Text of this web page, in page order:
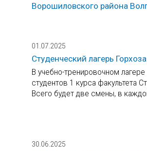
Ворошиловского района
01.07.2025
Студенческий лагерь Горхоза
В учебно-тренировочном
студентов 1 курса факультета
Всего будет две смены, в
30.06.2025